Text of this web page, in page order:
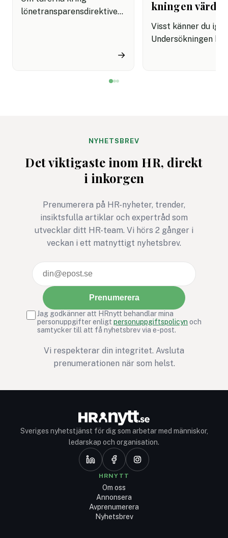
lönetransparensdirektivet
→
kningen
Visst känner du
Undersökningen har
ändå ska lägga tid
något bättre.
den mest HR-
version av ett
januari: full av goda
snabbt bortglömd.
NYHETSBREV
Det viktigaste inom HR, direkt
i inkorgen
Prenumerera på HR-nyheter, trender,
insiktsfulla artiklar och expertråd som
utvecklar ditt HR-team. Vi hörs 2 gånger i
veckan i ett matnyttigt nyhetsbrev.
Prenumerera
Jag godkänner att HRnytt behandlar mina
personuppgifter enligt personuppgiftspolicyn och
samtycker till att få nyhetsbrev via e-post.
Vi respekterar din integritet. Avsluta
prenumerationen när som helst.
Sveriges nyhetstjänst för dig som arbetar med människor,
ledarskap och organisation.
HRNYTT
Om oss
Annonsera
Avprenumerera
Nyhetsbrev